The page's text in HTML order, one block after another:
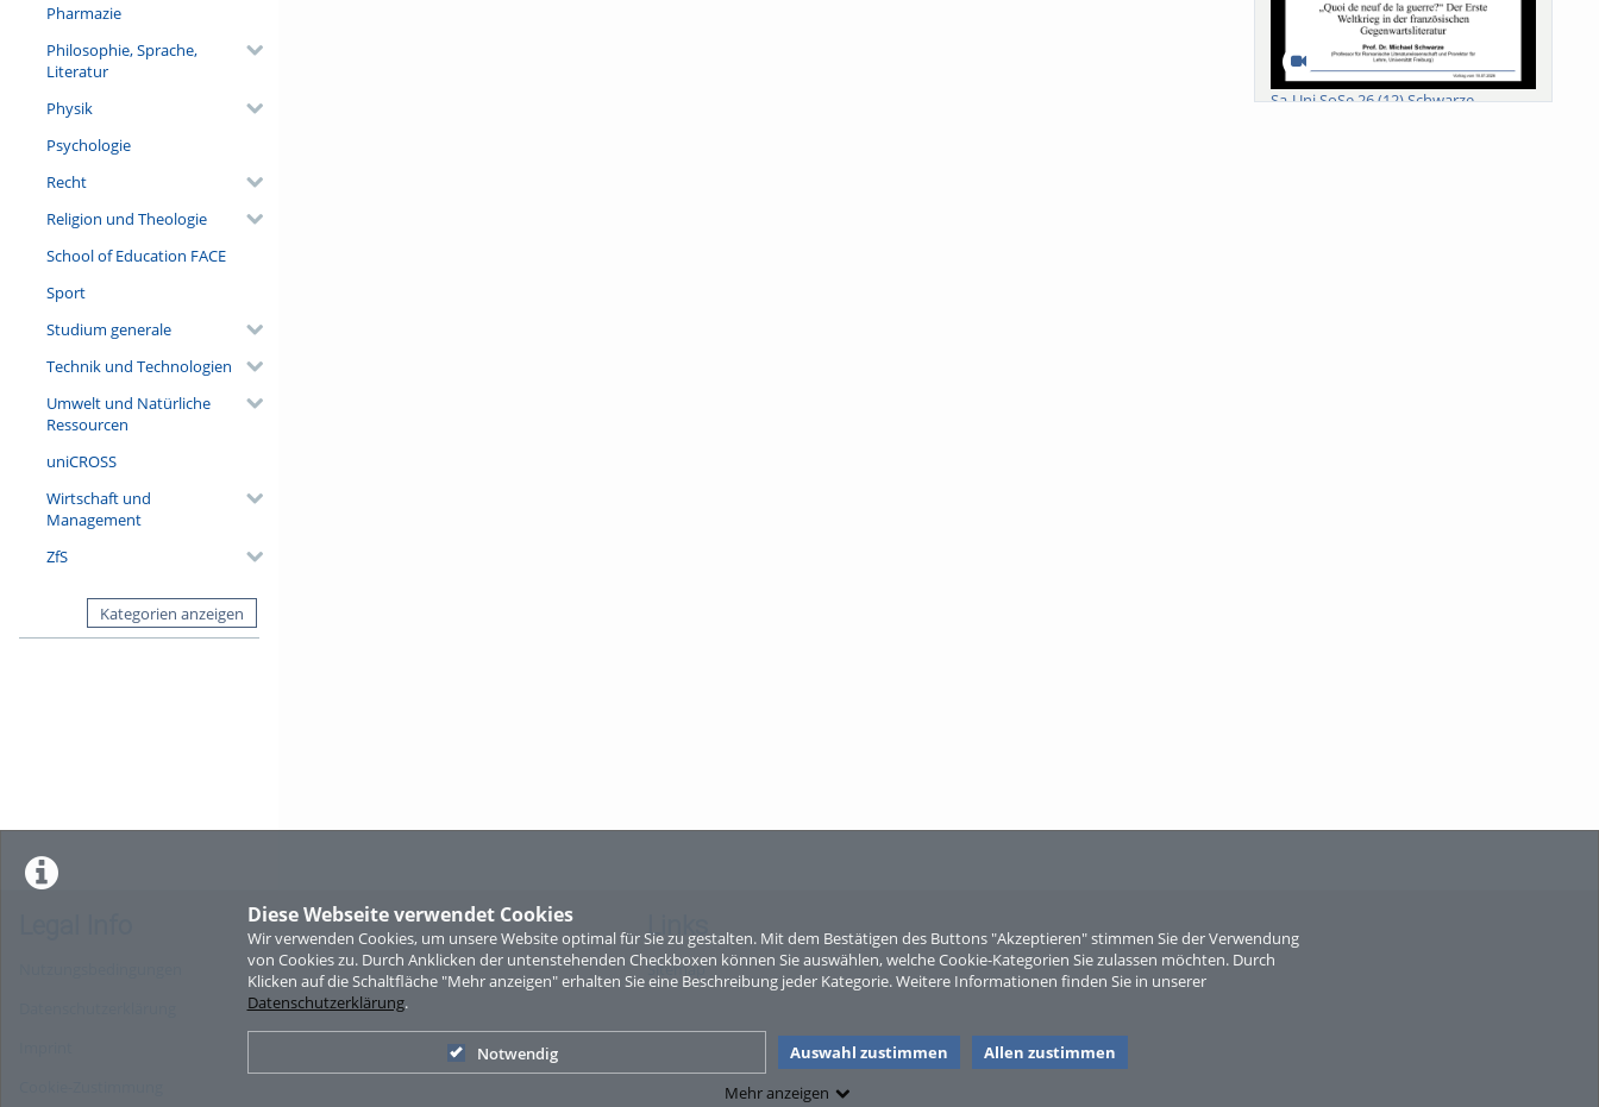
Diese Webseite verwendet Cookies
Wir verwenden Cookies, um unsere Website optimal für Sie zu gestalten. Mit dem Bestätigen des Buttons "Akzeptieren" stimmen Sie der Verwendung
von Cookies zu. Durch Anklicken der untenstehenden Checkboxen können Sie auswählen, welche Cookie-Kategorien Sie zulassen möchten. Durch
Klicken auf die Schaltfläche "Mehr anzeigen" erhalten Sie eine Beschreibung jeder Kategorie. Weitere Informationen finden Sie in unserer
Datenschutzerklärung.
Notwendig Auswahl zustimmen
Allen zustimmen
Mehr anzeigen
Pharmazie
Philosophie, Sprache,
Literatur
Physik
Psychologie
Recht
Religion und Theologie
School of Education FACE
Sport
Studium generale
Technik und Technologien
Umwelt und Natürliche
Ressourcen
uniCROSS
Wirtschaft und
Management
ZfS
Kategorien anzeigen
Sa-Uni SoSe 26 (12) Schwarze
Sperber
Links
Sitemap